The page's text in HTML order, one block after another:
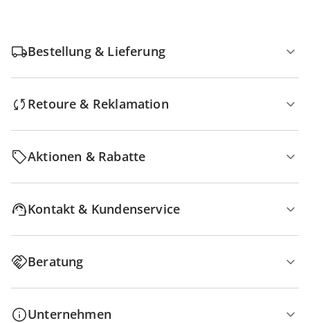
Bestellung & Lieferung
Retoure & Reklamation
Aktionen & Rabatte
Kontakt & Kundenservice
Beratung
Unternehmen